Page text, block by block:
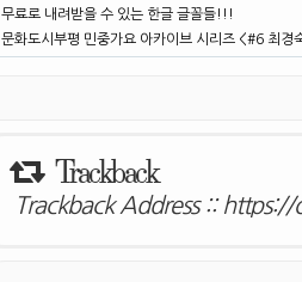
무료로 내려받을 수 있는 한글 글꼴들!!!
문화도시부평 민중가요 아카이브 시리즈 <#6 최경
Trackback
Trackback Address :: https://